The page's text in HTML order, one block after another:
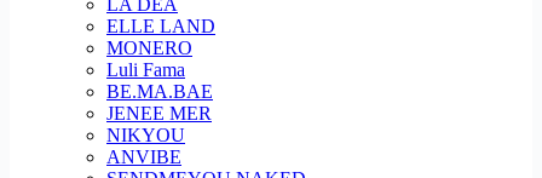
LA DEA
ELLE LAND
MONERO
Luli Fama
BE.MA.BAE
JENEE MER
NIKYOU
ANVIBE